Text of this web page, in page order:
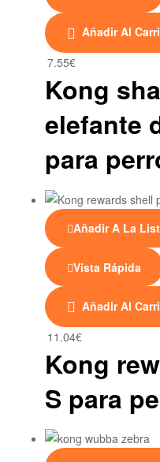
Añadir Al
7.55€
Kong
elefante
para
Añadir A La
Vista Rápida
Añadir Al
11.04€
Kong
S para